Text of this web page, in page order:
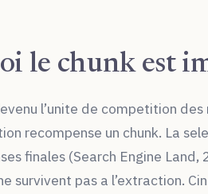
le chunk est
l’unite de competition
recompense un chunk. La
finales (Search Engine
survivent pas a l’extraction.